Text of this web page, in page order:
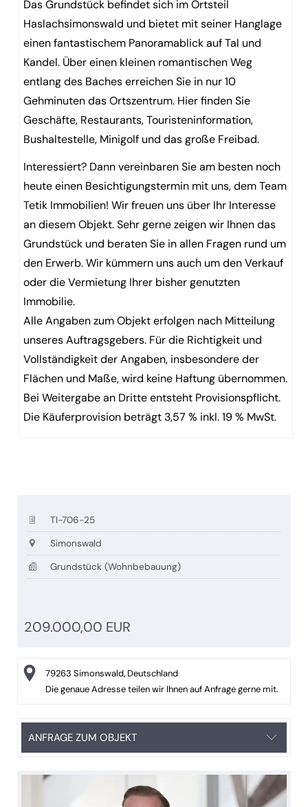
Das Grundstück befindet sich im Ortsteil
Haslachsimonswald und bietet mit seiner Hanglage
einen fantastischem Panoramablick auf Tal und
Kandel. Über einen kleinen romantischen Weg
entlang des Baches erreichen Sie in nur 10
Gehminuten das Ortszentrum. Hier finden Sie
Geschäfte, Restaurants, Touristeninformation,
Bushaltestelle, Minigolf und das große Freibad.
Interessiert? Dann vereinbaren Sie am besten noch
heute einen Besichtigungstermin mit uns, dem Team
Tetik Immobilien! Wir freuen uns über Ihr Interesse
an diesem Objekt. Sehr gerne zeigen wir Ihnen das
Grundstück und beraten Sie in allen Fragen rund um
den Erwerb. Wir kümmern uns auch um den Verkauf
oder die Vermietung Ihrer bisher genutzten
Immobilie.
Alle Angaben zum Objekt erfolgen nach Mitteilung
unseres Auftragsgebers. Für die Richtigkeit und
Vollständigkeit der Angaben, insbesondere der
Flächen und Maße, wird keine Haftung übernommen.
Bei Weitergabe an Dritte entsteht Provisionspflicht.
Die Käuferprovision beträgt 3,57 % inkl. 19 % MwSt.
TI-706-25
Simonswald
Grundstück (Wohnbebauung)
209.000,00 EUR
79263 Simonswald, Deutschland
Die genaue Adresse teilen wir Ihnen auf Anfrage gerne mit.
ANFRAGE ZUM OBJEKT